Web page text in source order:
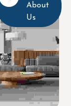
About
Us